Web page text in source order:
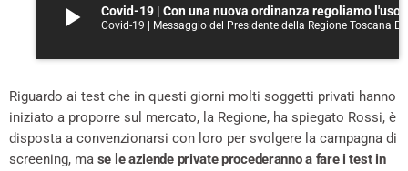
play_arrow
Riguardo ai test che in questi giorni molti soggetti privati hanno
iniziato a proporre sul mercato, la Regione, ha spiegato Rossi, è
disposta a convenzionarsi con loro per svolgere la campagna di
screening, ma se le aziende private procederanno a fare i test in